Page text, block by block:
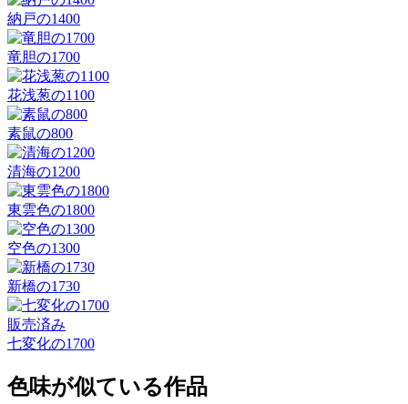
納戸の1400
竜胆の1700
花浅葱の1100
素鼠の800
清海の1200
東雲色の1800
空色の1300
新橋の1730
販売済み
七変化の1700
色味が似ている作品